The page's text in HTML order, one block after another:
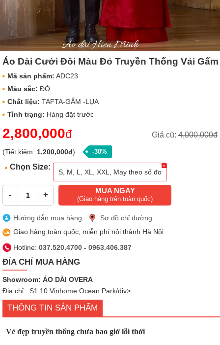
Áo Dài Cưới Đôi Màu Đỏ Truyền Thống Vải Gấm
Mã sản phẩm: ADC23
Màu sắc: ĐỎ
Chất liệu: TAFTA-GẤM -LỤA
Tình trạng: Hàng đặt trước
Giá cũ: 4,000,000đ
2,800,000đ
(Tiết kiệm: 1,200,000đ) -30%
Chọn Size:
S, M, L, XL, XXL, May theo số đo
- + MUA NGAY
(Giao hàng trên toàn quốc)
Hướng dẫn mua hàng
Sơ đồ chỉ đường
Giao hàng toàn quốc, miễn phí nội thành Hà Nội
Hotline: 037.520.4700 - 0963.406.387
ĐỈA CHỈ MUA HÀNG
Showroom: ÁO DÀI OVERA
Địa chỉ : S1.10 Vinhome Ocean Park/div>
THÔNG TIN SẢN PHẨM
Vẻ đẹp truyền thống chưa bao giờ lỗi thời